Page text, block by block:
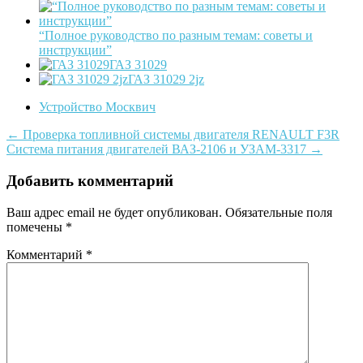
“Полное руководство по разным темам: советы и
инструкции”
ГАЗ 31029
ГАЗ 31029 2jz
Устройство Москвич
Post
navigation
← Проверка топливной системы двигателя RENAULT F3R
Система питания двигателей ВАЗ-2106 и УЗАМ-3317 →
Добавить комментарий
Ваш адрес email не будет опубликован. Обязательные поля
помечены *
Комментарий *